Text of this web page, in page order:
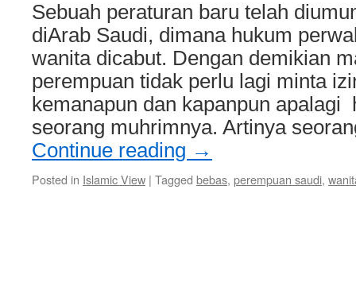
Sebuah peraturan baru telah
diArab Saudi, dimana hukum
wanita dicabut. Dengan demikian
perempuan tidak perlu lagi minta
kemanapun dan kapanpun apalagi
seorang muhrimnya. Artinya
Continue reading →
Posted in Islamic View | Tagged bebas, perempuan saudi,